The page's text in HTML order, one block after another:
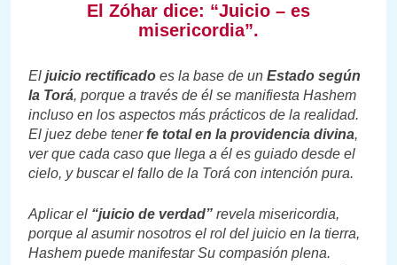
El Zóhar dice: “Juicio – es
misericordia”.
El juicio rectificado es la base de un Estado según
la Torá, porque a través de él se manifiesta Hashem
incluso en los aspectos más prácticos de la realidad.
El juez debe tenerfe total en la providencia divina,
ver que cada caso que llega a él es guiado desde el
cielo, y buscar el fallo de la Torá con intención pura.
Aplicar el “juicio de verdad” revela misericordia,
porque al asumir nosotros el rol del juicio en la tierra,
Hashem puede manifestar Su compasión plena.